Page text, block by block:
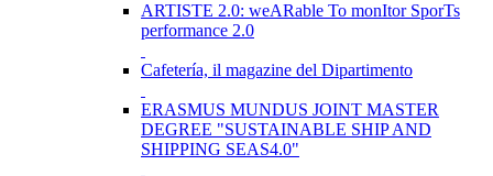
ARTISTE 2.0: weARable To monItor SporTs
performance 2.0
Cafetería, il magazine del Dipartimento
ERASMUS MUNDUS JOINT MASTER
DEGREE "SUSTAINABLE SHIP AND
SHIPPING SEAS4.0"